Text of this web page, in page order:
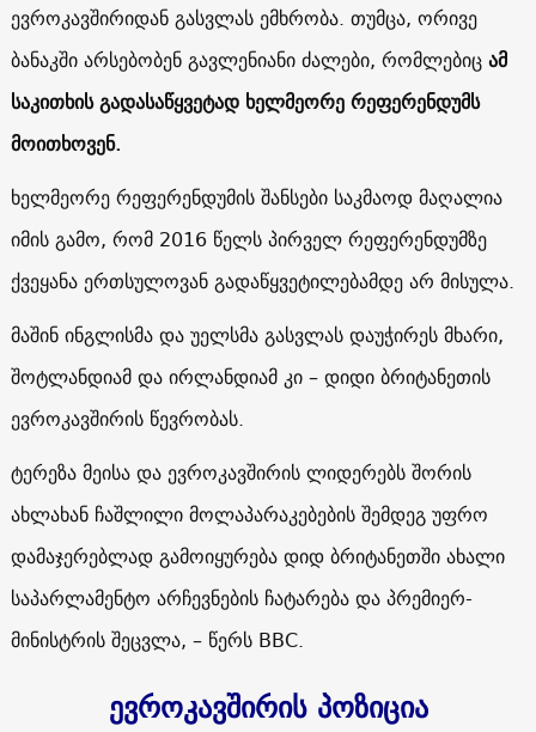
ევროკავშირიდან გასვლას ემხრობა. თუმცა, ორივე
ბანაკში არსებობენ გავლენიანი ძალები, რომლებიცამ
საკითხის გადასაწყვეტად ხელმეორე რეფერენდუმს
მოითხოვენ.
ხელმეორე რეფერენდუმის შანსები საკმაოდ მაღალია
იმის გამო, რომ 2016 წელს პირველ რეფერენდუმზე
ქვეყანა ერთსულოვან გადაწყვეტილებამდე არ მისულა.
მაშინ ინგლისმა და უელსმა გასვლას დაუჭირეს მხარი,
შოტლანდიამ და ირლანდიამ კი – დიდი ბრიტანეთის
ევროკავშირის წევრობას.
ტერეზა მეისა და ევროკავშირის ლიდერებს შორის
ახლახან ჩაშლილი მოლაპარაკებების შემდეგ უფრო
დამაჯერებლად გამოიყურება დიდ ბრიტანეთში ახალი
საპარლამენტო არჩევნების ჩატარება და პრემიერ-
მინისტრის შეცვლა, – წერს BBC.
ევროკავშირის პოზიცია